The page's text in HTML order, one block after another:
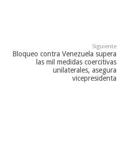
Siguiente
Bloqueo contra Venezuela supera
las mil medidas coercitivas
unilaterales, asegura
vicepresidenta